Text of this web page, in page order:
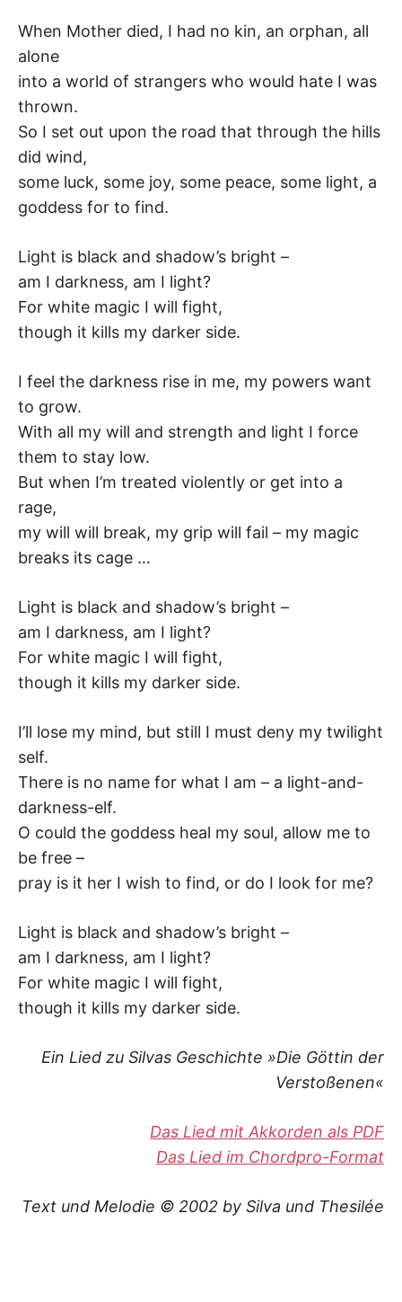
O
L
K
When Mother died, I had no kin, an orphan, all
alone
into a world of strangers who would hate I was
thrown.
So I set out upon the road that through the hills
did wind,
some luck, some joy, some peace, some light, a
goddess for to find.
Light is black and shadow’s bright –
am I darkness, am I light?
For white magic I will fight,
though it kills my darker side.
I feel the darkness rise in me, my powers want
to grow.
With all my will and strength and light I force
them to stay low.
But when I’m treated violently or get into a
rage,
my will will break, my grip will fail – my magic
breaks its cage …
Light is black and shadow’s bright –
am I darkness, am I light?
For white magic I will fight,
though it kills my darker side.
I’ll lose my mind, but still I must deny my twilight
self.
There is no name for what I am – a light-and-
darkness-elf.
O could the goddess heal my soul, allow me to
be free –
pray is it her I wish to find, or do I look for me?
Light is black and shadow’s bright –
am I darkness, am I light?
For white magic I will fight,
though it kills my darker side.
Ein Lied zu Silvas Geschichte »Die Göttin der
Verstoßenen«
Das Lied mit Akkorden als PDF
Das Lied im Chordpro-Format
Text und Melodie © 2002 by Silva und Thesilée